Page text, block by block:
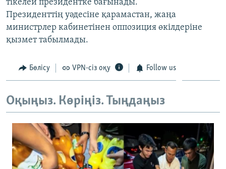
тікелей президентке бағынады.
Президенттің уәдесіне қарамастан, жаңа
министрлер кабинетінен оппозиция өкілдеріне
қызмет табылмады.
Бөлісу VPN-сіз оқу Follow us
Оқыңыз. Көріңіз. Тыңдаңыз